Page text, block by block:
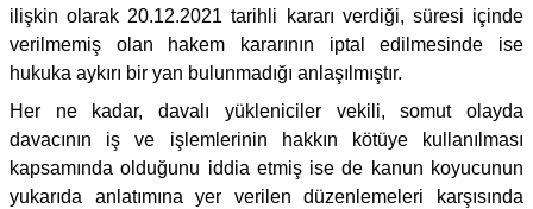
ilişkin olarak 20.12.2021 tarihli kararı verdiği, süresi içinde
verilmemiş olan hakem kararının iptal edilmesinde ise
hukuka aykırı bir yan bulunmadığı anlaşılmıştır.
Her ne kadar, davalı yükleniciler vekili, somut olayda
davacının iş ve işlemlerinin hakkın kötüye kullanılması
kapsamında olduğunu iddia etmiş ise de kanun koyucunun
yukarıda anlatımına yer verilen düzenlemeleri karşısında